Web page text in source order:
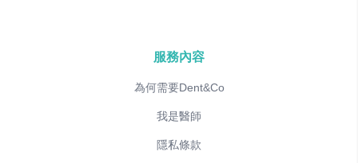
服務內容
為何需要Dent&Co
我是醫師
隱私條款